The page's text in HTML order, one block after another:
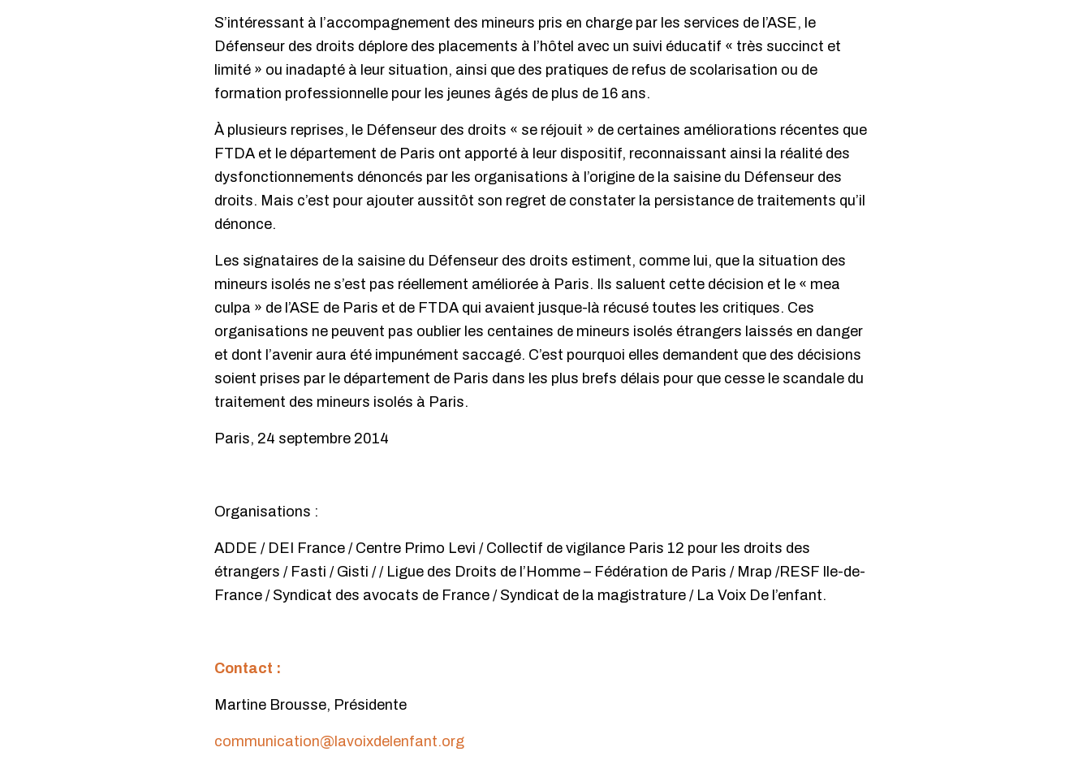
S’intéressant à l’accompagnement des mineurs pris en charge par les services de l’ASE, le
Défenseur des droits déplore des placements à l’hôtel avec un suivi éducatif « très succinct et
limité » ou inadapté à leur situation, ainsi que des pratiques de refus de scolarisation ou de
formation professionnelle pour les jeunes âgés de plus de 16 ans.
À plusieurs reprises, le Défenseur des droits « se réjouit » de certaines améliorations récentes que
FTDA et le département de Paris ont apporté à leur dispositif, reconnaissant ainsi la réalité des
dysfonctionnements dénoncés par les organisations à l’origine de la saisine du Défenseur des
droits. Mais c’est pour ajouter aussitôt son regret de constater la persistance de traitements qu’il
dénonce.
Les signataires de la saisine du Défenseur des droits estiment, comme lui, que la situation des
mineurs isolés ne s’est pas réellement améliorée à Paris. Ils saluent cette décision et le « mea
culpa » de l’ASE de Paris et de FTDA qui avaient jusque-là récusé toutes les critiques. Ces
organisations ne peuvent pas oublier les centaines de mineurs isolés étrangers laissés en danger
et dont l’avenir aura été impunément saccagé. C’est pourquoi elles demandent que des décisions
soient prises par le département de Paris dans les plus brefs délais pour que cesse le scandale du
traitement des mineurs isolés à Paris.
Paris, 24 septembre 2014
Organisations :
ADDE / DEI France / Centre Primo Levi / Collectif de vigilance Paris 12 pour les droits des
étrangers / Fasti / Gisti / / Ligue des Droits de l’Homme – Fédération de Paris / Mrap /RESF Ile-de-
France / Syndicat des avocats de France / Syndicat de la magistrature / La Voix De l’enfant.
Contact :
Martine Brousse, Présidente
communication@lavoixdelenfant.org